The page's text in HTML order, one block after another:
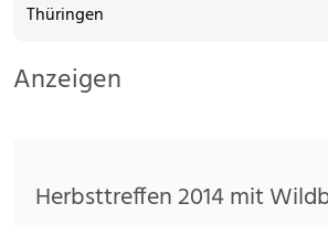
Thüringen
Anzeigen
Herbsttreffen 2014 mit